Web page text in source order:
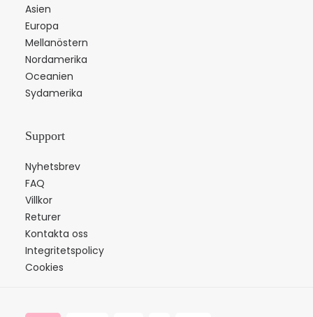
Asien
Europa
Mellanöstern
Nordamerika
Oceanien
Sydamerika
Support
Nyhetsbrev
FAQ
Villkor
Returer
Kontakta oss
Integritetspolicy
Cookies